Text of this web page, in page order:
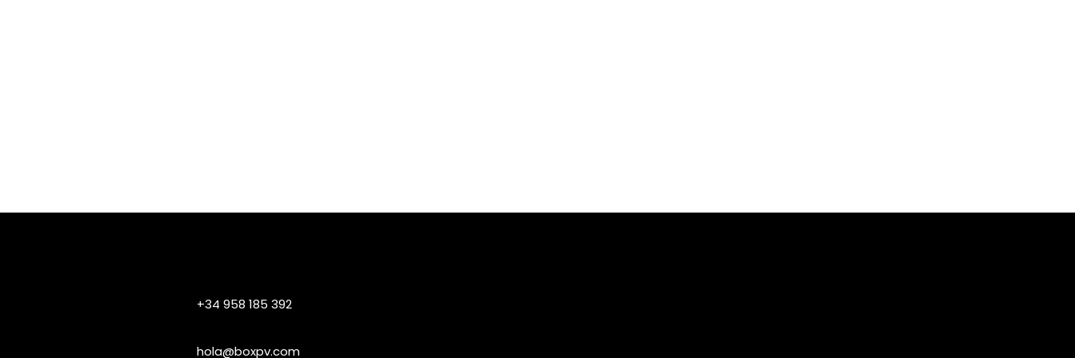
+34 958 185 392
hola@boxpv.com